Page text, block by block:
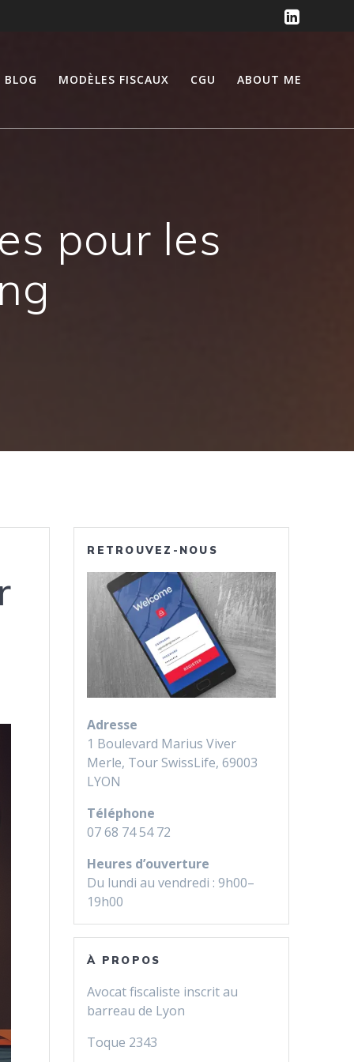
BLOG MODÈLES FISCAUX CGU ABOUT ME
pour les
RETROUVEZ-NOUS
Adresse
1 Boulevard Marius Viver
Merle, Tour SwissLife, 69003
LYON
Téléphone
07 68 74 54 72
Heures d’ouverture
Du lundi au vendredi : 9h00–
19h00
À PROPOS
Avocat fiscaliste inscrit au
barreau de Lyon
Toque 2343